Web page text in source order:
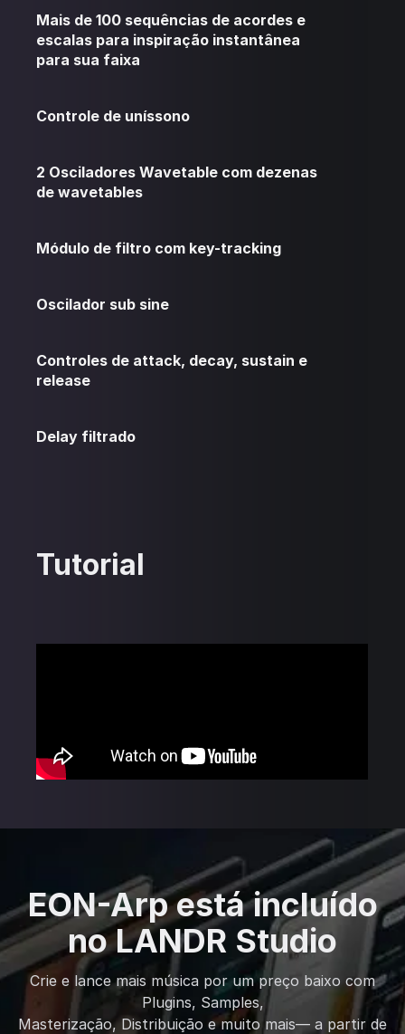
Mais de 100 sequências de acordes e
escalas para inspiração instantânea
para sua faixa
Controle de uníssono
2 Osciladores Wavetable com dezenas
de wavetables
Módulo de filtro com key-tracking
Oscilador sub sine
Controles de attack, decay, sustain e
release
Delay filtrado
Tutorial
EON-Arp está incluído
no LANDR Studio
Crie e lance mais música por um preço baixo com
Plugins, Samples,
Masterização, Distribuição e muito mais— a partir de